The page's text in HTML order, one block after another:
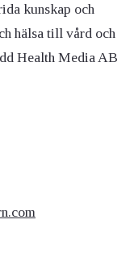
kunskap och
hälsa till vård och
Health Media AB